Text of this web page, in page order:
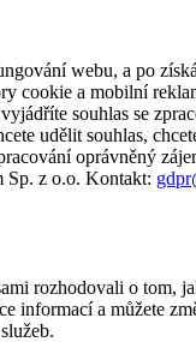
webu, a po
cookie a mobilní
souhlas se
udělit souhlas,
oprávněný
Sp. z o.o. Kontakt:
rozhodovali o tom,
informací a můžete